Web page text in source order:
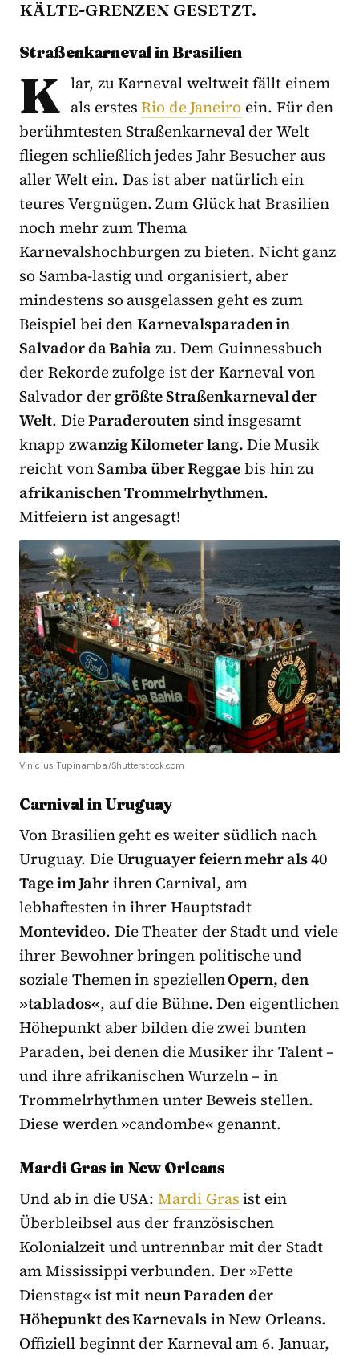
KÄLTE-GRENZEN GESETZT.
Straßenkarneval in Brasilien
K lar, zu Karneval weltweit fällt einem
als erstesRio de Janeiro ein. Für den
berühmtesten Straßenkarneval der Welt
fliegen schließlich jedes Jahr Besucher aus
aller Welt ein. Das ist aber natürlich ein
teures Vergnügen. Zum Glück hat Brasilien
noch mehr zum Thema
Karnevalshochburgen zu bieten. Nicht ganz
so Samba-lastig und organisiert, aber
mindestens so ausgelassen geht es zum
Beispiel bei denKarnevalsparaden in
Salvador da Bahiazu. Dem Guinnessbuch
der Rekorde zufolge ist der Karneval von
Salvador dergrößte Straßenkarneval der
Welt. DieParaderouten sind insgesamt
knapp zwanzig Kilometer lang.Die Musik
reicht vonSamba über Reggaebis hin zu
afrikanischen Trommelrhythmen.
Mitfeiern ist angesagt!
Vinicius Tupinamba/Shutterstock.com
Carnival in Uruguay
Von Brasilien geht es weiter südlich nach
Uruguay. DieUruguayer feiern mehr als 40
Tage im Jahrihren Carnival, am
lebhaftesten in ihrer Hauptstadt
Montevideo. Die Theater der Stadt und viele
ihrer Bewohner bringen politische und
soziale Themen in speziellenOpern, den
»tablados«, auf die Bühne. Den eigentlichen
Höhepunkt aber bilden die zwei bunten
Paraden, bei denen die Musiker ihr Talent –
und ihre afrikanischen Wurzeln – in
Trommelrhythmen unter Beweis stellen.
Diese werden »candombe« genannt.
Mardi Gras in New Orleans
Und ab in die USA:Mardi Grasist ein
Überbleibsel aus der französischen
Kolonialzeit und untrennbar mit der Stadt
am Mississippi verbunden. Der »Fette
Dienstag« ist mitneun Paraden der
Höhepunkt des Karnevalsin New Orleans.
Offiziell beginnt der Karneval am 6. Januar,